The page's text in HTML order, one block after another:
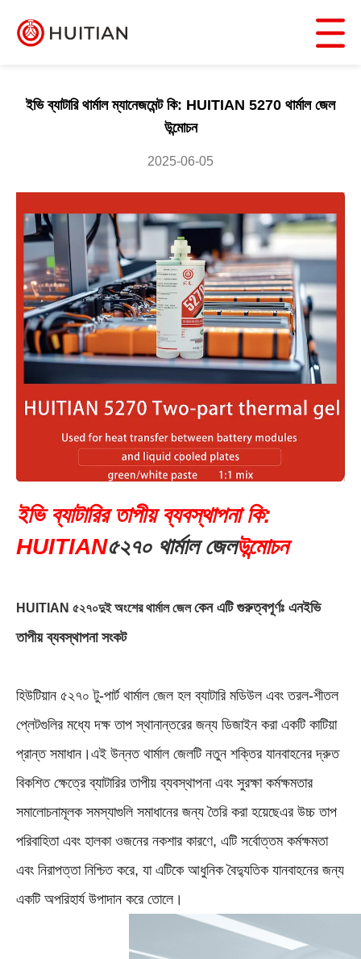
ইভি ব্যাটারি থার্মাল ম্যানেজমেন্ট কি: HUITIAN 5270 থার্মাল জেল
উন্মোচন
2025-06-05
ইভি ব্যাটারির তাপীয় ব্যবস্থাপনা কি:
HUITIAN৫২৭০ থার্মাল জেলউন্মোচন
HUITIAN ৫২৭০দুই অংশের থার্মাল জেল কেন এটি গুরুত্বপূর্ণঃ এনইভি
তাপীয় ব্যবস্থাপনা সংকট
হিউটিয়ান ৫২৭০ টু-পার্ট থার্মাল জেল হল ব্যাটারি মডিউল এবং তরল-শীতল
প্লেটগুলির মধ্যে দক্ষ তাপ স্থানান্তরের জন্য ডিজাইন করা একটি কাটিয়া
প্রান্ত সমাধান।এই উন্নত থার্মাল জেলটি নতুন শক্তির যানবাহনের দ্রুত
বিকশিত ক্ষেত্রে ব্যাটারির তাপীয় ব্যবস্থাপনা এবং সুরক্ষা কর্মক্ষমতার
সমালোচনামূলক সমস্যাগুলি সমাধানের জন্য তৈরি করা হয়েছেএর উচ্চ তাপ
পরিবাহিতা এবং হালকা ওজনের নকশার কারণে, এটি সর্বোত্তম কর্মক্ষমতা
এবং নিরাপত্তা নিশ্চিত করে, যা এটিকে আধুনিক বৈদ্যুতিক যানবাহনের জন্য
একটি অপরিহার্য উপাদান করে তোলে।